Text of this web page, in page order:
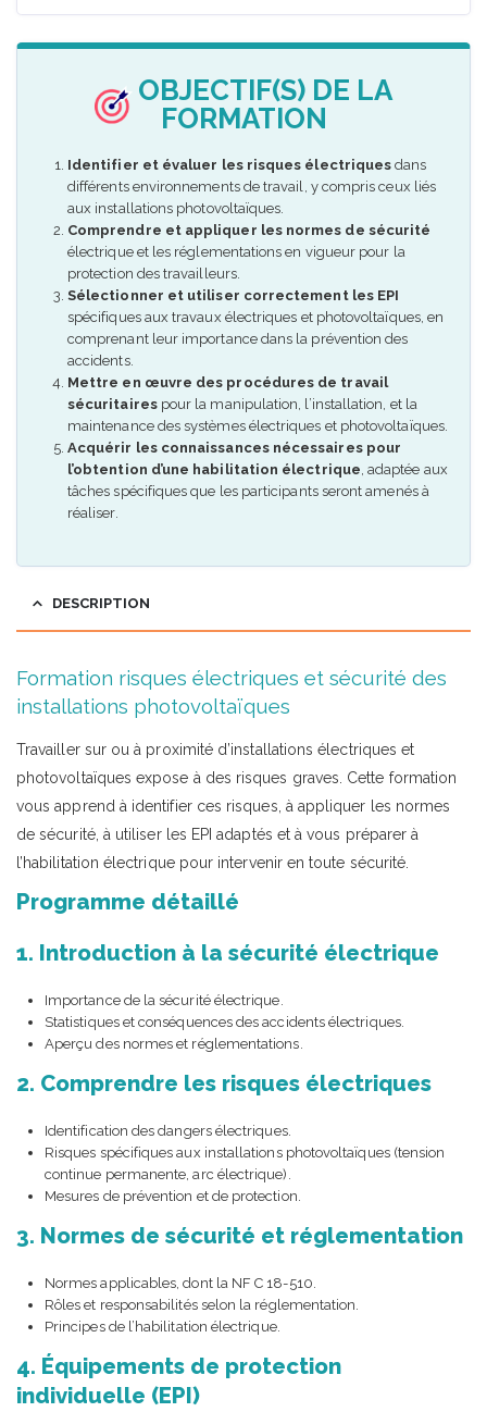
OBJECTIF(S) DE LA
FORMATION
Identifier et évaluer les risques électriques dans
différents environnements de travail, y compris ceux liés
aux installations photovoltaïques.
Comprendre et appliquer les normes de sécurité
électrique et les réglementations en vigueur pour la
protection des travailleurs.
Sélectionner et utiliser correctement les EPI
spécifiques aux travaux électriques et photovoltaïques, en
comprenant leur importance dans la prévention des
accidents.
Mettre en œuvre des procédures de travail
sécuritairespour la manipulation, l’installation, et la
maintenance des systèmes électriques et photovoltaïques.
Acquérir les connaissances nécessaires pour
l’obtention d’une habilitation électrique , adaptée aux
tâches spécifiques que les participants seront amenés à
réaliser.
DESCRIPTION
Formation risques électriques et sécurité des
installations photovoltaïques
Travailler sur ou à proximité d’installations électriques et
photovoltaïques expose à des risques graves. Cette formation
vous apprend à identifier ces risques, à appliquer les normes
de sécurité, à utiliser les EPI adaptés et à vous préparer à
l’habilitation électrique pour intervenir en toute sécurité.
Programme détaillé
1. Introduction à la sécurité électrique
Importance de la sécurité électrique.
Statistiques et conséquences des accidents électriques.
Aperçu des normes et réglementations.
2. Comprendre les risques électriques
Identification des dangers électriques.
Risques spécifiques aux installations photovoltaïques (tension
continue permanente, arc électrique).
Mesures de prévention et de protection.
3. Normes de sécurité et réglementation
Normes applicables, dont la NF C 18-510.
Rôles et responsabilités selon la réglementation.
Principes de l’habilitation électrique.
4. Équipements de protection
individuelle (EPI)